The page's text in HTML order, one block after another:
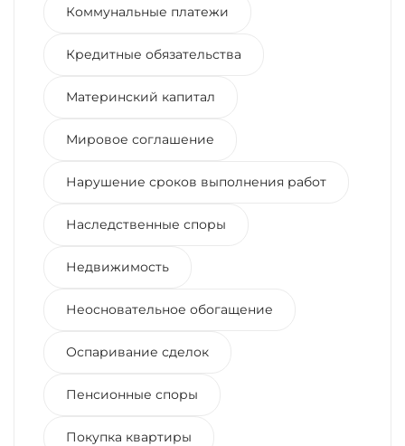
Коммунальные платежи
Кредитные обязательства
Материнский капитал
Мировое соглашение
Нарушение сроков выполнения работ
Наследственные споры
Недвижимость
Неосновательное обогащение
Оспаривание сделок
Пенсионные споры
Покупка квартиры